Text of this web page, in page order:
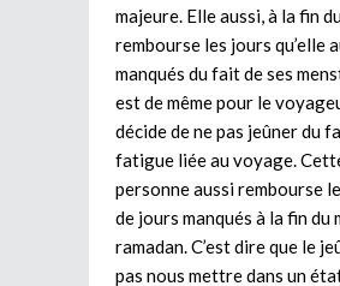
majeure. Elle aussi, à la fin
rembourse les jours qu’elle
manqués du fait de ses
est de même pour le
décide de ne pas jeûner du
fatigue liée au voyage.
personne aussi rembourse
de jours manqués à la fin du
ramadan. C’est dire que le
pas nous mettre dans un